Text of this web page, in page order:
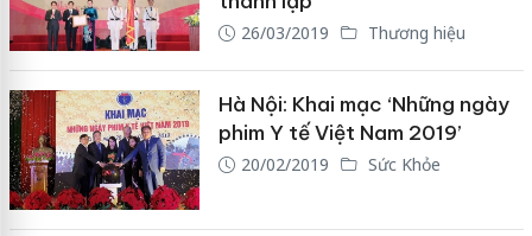
26/03/2019 Thương hiệu
Hà Nội: Khai mạc ‘Những ngày
phim Y tế Việt Nam 2019’
20/02/2019 Sức Khỏe